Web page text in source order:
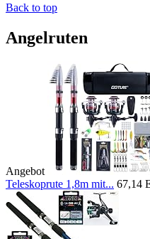
Back to top
Angelruten
Angebot
Teleskoprute 1,8m mit... 67,14